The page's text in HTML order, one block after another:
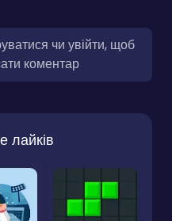
чи увійти, щоб
коментар
лайків